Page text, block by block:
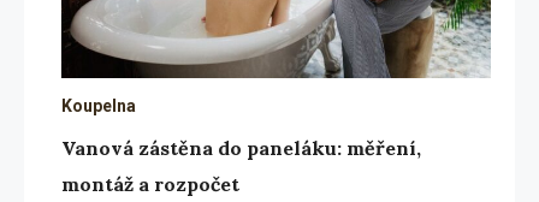
Koupelna
Vanová zástěna do paneláku: měření,
montáž a rozpočet